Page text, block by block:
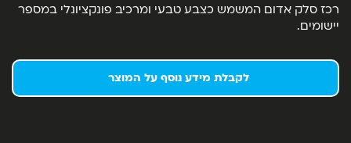
רכז סלק אדום המשמש כצבע טבעי ומרכיב פונקציונלי במספר
יישומים.
לקבלת מידע נוסף על המוצר